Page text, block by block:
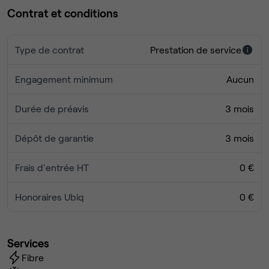
d'accessibilité (PMR). Le bâtiment s'inscrit au sein d'un
qualité.
PHOTOS NON CONTRACTUELLES
Contrat et conditions
Type de contrat Prestation de service
Engagement minimum Aucun
Durée de préavis 3 mois
Dépôt de garantie 3 mois
Frais d'entrée HT 0 €
Honoraires Ubiq 0 €
Services
Fibre